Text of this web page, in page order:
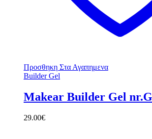
Προσθηκη Στα Αγαπημενα
Builder Gel
Makear Builder Gel
29.00€